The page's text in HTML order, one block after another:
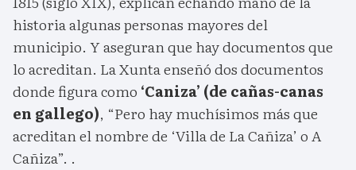
historia algunas personas mayores del
municipio. Y aseguran que hay documentos que
lo acreditan. La Xunta enseñó dos documentos
donde figura como ‘Caniza’ (de cañas-canas
en gallego), “Pero hay muchísimos más que
acreditan el nombre de ‘Villa de La Cañiza’ o A
Cañiza”. .